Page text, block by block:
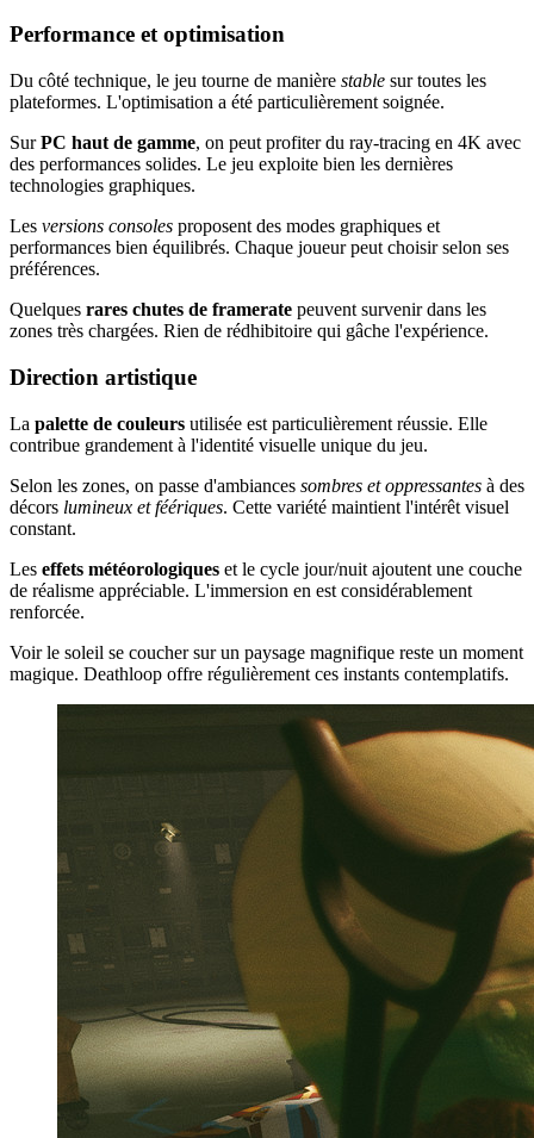
Performance et optimisation
Du côté technique, le jeu tourne de manière stable sur toutes les
plateformes. L'optimisation a été particulièrement soignée.
SurPC haut de gamme, on peut profiter du ray-tracing en 4K avec
des performances solides. Le jeu exploite bien les dernières
technologies graphiques.
Les versions consoles proposent des modes graphiques et
performances bien équilibrés. Chaque joueur peut choisir selon ses
préférences.
Quelques rares chutes de framerate peuvent survenir dans les
zones très chargées. Rien de rédhibitoire qui gâche l'expérience.
Direction artistique
La palette de couleurs utilisée est particulièrement réussie. Elle
contribue grandement à l'identité visuelle unique du jeu.
Selon les zones, on passe d'ambiances sombres et oppressantes à des
décors lumineux et féériques. Cette variété maintient l'intérêt visuel
constant.
Les effets météorologiques et le cycle jour/nuit ajoutent une couche
de réalisme appréciable. L'immersion en est considérablement
renforcée.
Voir le soleil se coucher sur un paysage magnifique reste un moment
magique. Deathloop offre régulièrement ces instants contemplatifs.